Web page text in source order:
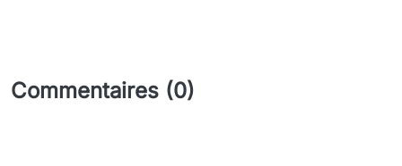
Commentaires (0)